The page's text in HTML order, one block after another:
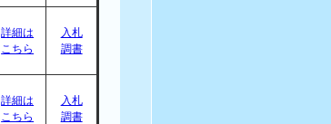
詳細は
こちら
入札
調書
詳細は
こちら
入札
調書